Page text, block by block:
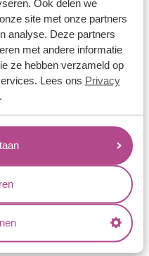
Ook delen we
site met onze partners
analyse. Deze partners
met andere informatie
ze hebben verzameld op
Lees ons Privacy